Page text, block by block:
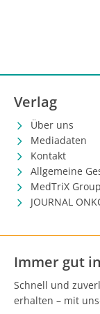
Verlag
Über uns
Mediadaten
Kontakt
Allgemeine
MedTriX
JOURNAL
Immer gut
Schnell und
erhalten – mit